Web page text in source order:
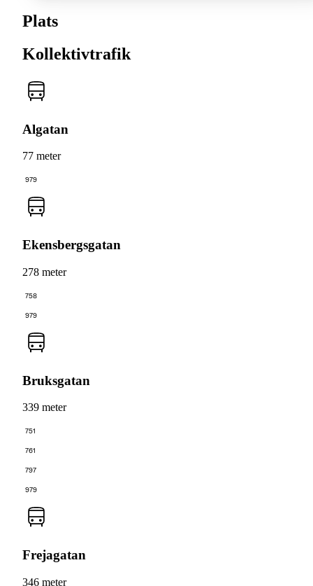
Plats
Kollektivtrafik
Algatan
77 meter
979
Ekensbergsgatan
278 meter
758
979
Bruksgatan
339 meter
751
761
797
979
Frejagatan
346 meter